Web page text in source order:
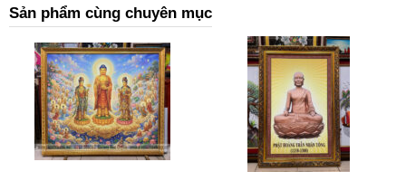
Sản phẩm cùng chuyên mục